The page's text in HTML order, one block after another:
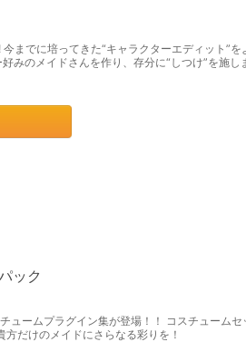
までに培ってきた“キャラクターエディット”を
みのメイドさんを作り、存分に“しつけ”を施し
ック
ュームプラグイン集が登場！！ コスチュームセ
だけのメイドにさらなる彩りを！